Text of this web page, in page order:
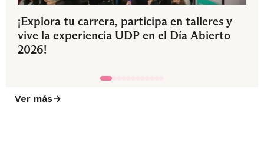
¡Explora tu carrera, participa en talleres y
vive la experiencia UDP en el Día Abierto
2026!
Ver más